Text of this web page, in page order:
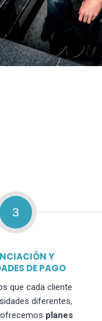
3
Y
DE PAGO
que cada cliente
diferentes,
planes